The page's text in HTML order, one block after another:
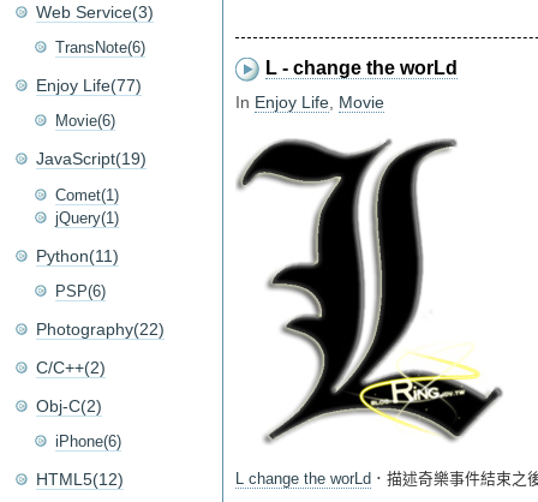
L - change the worLd
In Enjoy Life, Movie
L change the worLd ．描述奇樂事件結束之
Web Service(3)
TransNote(6)
Enjoy Life(77)
Movie(6)
JavaScript(19)
Comet(1)
jQuery(1)
Python(11)
PSP(6)
Photography(22)
C/C++(2)
Obj-C(2)
iPhone(6)
HTML5(12)